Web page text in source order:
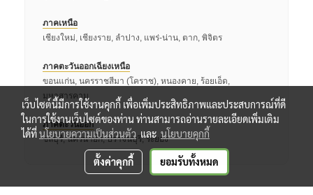
ภาคเหนือ
เชียงใหม่, เชียงราย, ลำปาง, แพร่-น่าน, ตาก, พิจิตร
ภาคตะวันออกเฉียงเหนือ
ขอนแก่น, นครราชสีมา (โคราช), หนองคาย, ร้อยเอ็ด,
มหาสารคาม
ภาคตะวันออก
ชลบุรี, นครนายก, ปราจีนบุรี, ระยอง
เว็บไซต์นี้มีการใช้งานคุกกี้ เพื่อเพิ่มประสิทธิภาพและประสบการณ์ที่ดี
ในการใช้งานเว็บไซต์ของท่าน ท่านสามารถอ่านรายละเอียดเพิ่มเติม
ได้ที่นโยบายความเป็นส่วนตัวและ นโยบายคุกกี้
ตั้งค่าคุกกี้ ยอมรับทั้งหมด